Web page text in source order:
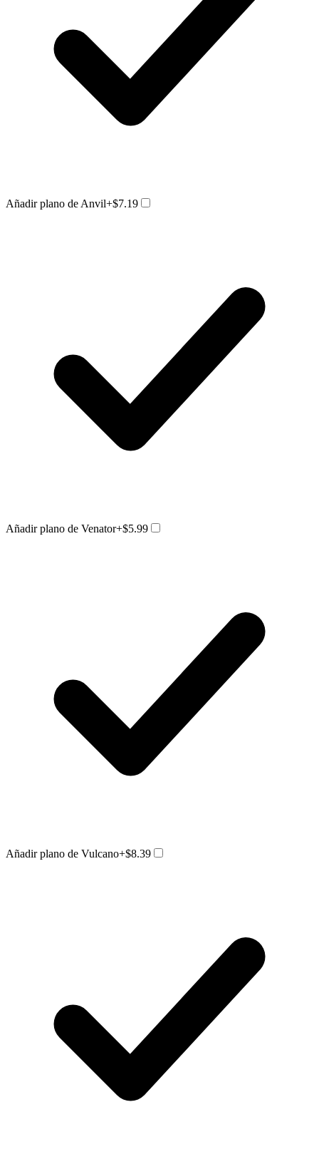
Añadir plano de Anvil+$7.19
Añadir plano de Venator+$5.99
Añadir plano de Vulcano+$8.39